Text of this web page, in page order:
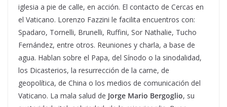
iglesia a pie de calle, en acción. El contacto de Cercas en
el Vaticano. Lorenzo Fazzini le facilita encuentros con:
Spadaro, Tornelli, Brunelli, Ruffini, Sor Nathalie, Tucho
Fernández, entre otros. Reuniones y charla, a base de
agua. Hablan sobre el Papa, del Sínodo o la sinodalidad,
los Dicasterios, la resurrección de la carne, de
geopolítica, de China o los medios de comunicación del
Vaticano. La mala salud de Jorge Mario Bergoglio, su